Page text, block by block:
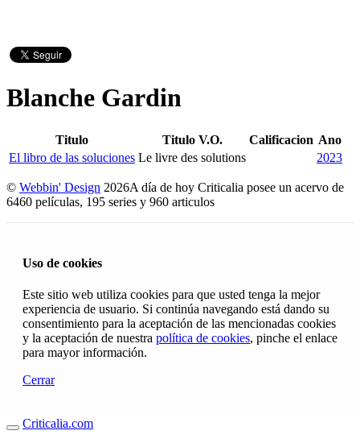
Blanche Gardin
Titulo Titulo V.O. Calificacion Ano
El libro de las soluciones Le livre des solutions 2023
© Webbin' Design 2026A día de hoy Criticalia posee un acervo de
6460 películas, 195 series y 960 articulos
Uso de cookies
Este sitio web utiliza cookies para que usted tenga la mejor
experiencia de usuario. Si continúa navegando está dando su
consentimiento para la aceptación de las mencionadas cookies
y la aceptación de nuestra política de cookies, pinche el enlace
para mayor información.
Cerrar
Criticalia.com